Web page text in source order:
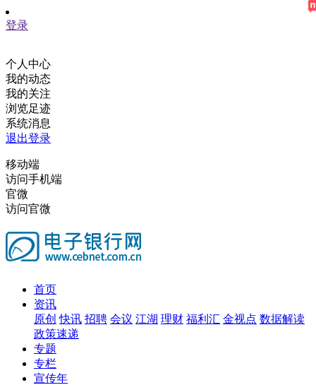
登录
个人中心
我的动态
我的关注
浏览足迹
系统消息
退出登录
移动端
访问手机端
官微
访问官微
首页
资讯
原创 快讯 招聘 会议 江湖 理财 福利汇 金视点 数据解读
政策速递
专题
专栏
宣传年